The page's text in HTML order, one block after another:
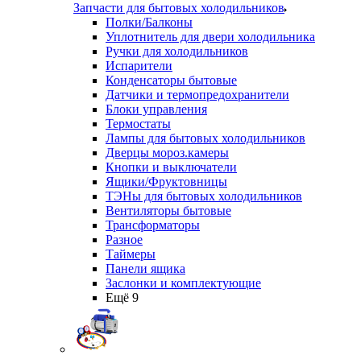
Запчасти для бытовых холодильников
Полки/Балконы
Уплотнитель для двери холодильника
Ручки для холодильников
Испарители
Конденсаторы бытовые
Датчики и термопредохранители
Блоки управления
Термостаты
Лампы для бытовых холодильников
Дверцы мороз.камеры
Кнопки и выключатели
Ящики/Фруктовницы
ТЭНы для бытовых холодильников
Вентиляторы бытовые
Трансформаторы
Разное
Таймеры
Панели ящика
Заслонки и комплектующие
Ещё 9